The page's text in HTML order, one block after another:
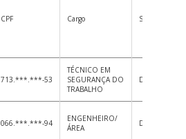
CPF Cargo Setor
713.***.***-53
TÉCNICO EM
SEGURANÇA DO
TRABALHO
DA/BNU
066.***.***-94
ENGENHEIRO/
ÁREA
DA/BNU